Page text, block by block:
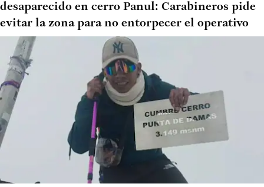
desaparecido en cerro Panul: Carabineros pide
evitar la zona para no entorpecer el operativo